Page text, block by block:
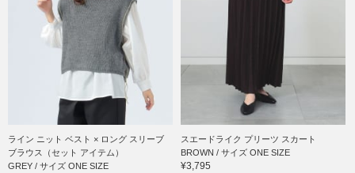
ライン ニット ベスト × ロング スリーブ
ブラウス（セット アイテム）
GREY / サイズ ONE SIZE
スエードライク プリーツ スカート
BROWN / サイズ ONE SIZE
¥3,795